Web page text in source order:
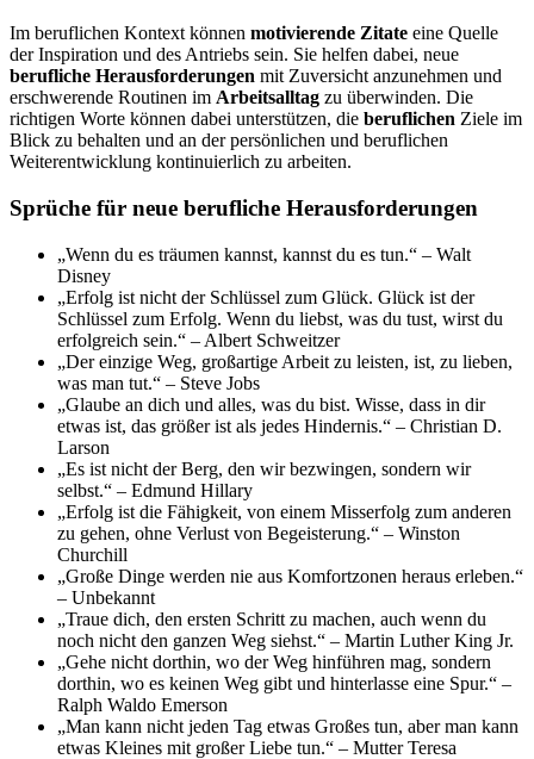
Im beruflichen Kontext können motivierende Zitate eine Quelle
der Inspiration und des Antriebs sein. Sie helfen dabei, neue
berufliche Herausforderungen mit Zuversicht anzunehmen und
erschwerende Routinen im Arbeitsalltag zu überwinden. Die
richtigen Worte können dabei unterstützen, die beruflichen Ziele im
Blick zu behalten und an der persönlichen und beruflichen
Weiterentwicklung kontinuierlich zu arbeiten.
Sprüche für neue berufliche Herausforderungen
„Wenn du es träumen kannst, kannst du es tun.“ – Walt
Disney
„Erfolg ist nicht der Schlüssel zum Glück. Glück ist der
Schlüssel zum Erfolg. Wenn du liebst, was du tust, wirst du
erfolgreich sein.“ – Albert Schweitzer
„Der einzige Weg, großartige Arbeit zu leisten, ist, zu lieben,
was man tut.“ – Steve Jobs
„Glaube an dich und alles, was du bist. Wisse, dass in dir
etwas ist, das größer ist als jedes Hindernis.“ – Christian D.
Larson
„Es ist nicht der Berg, den wir bezwingen, sondern wir
selbst.“ – Edmund Hillary
„Erfolg ist die Fähigkeit, von einem Misserfolg zum anderen
zu gehen, ohne Verlust von Begeisterung.“ – Winston
Churchill
„Große Dinge werden nie aus Komfortzonen heraus erleben.“
– Unbekannt
„Traue dich, den ersten Schritt zu machen, auch wenn du
noch nicht den ganzen Weg siehst.“ – Martin Luther King Jr.
„Gehe nicht dorthin, wo der Weg hinführen mag, sondern
dorthin, wo es keinen Weg gibt und hinterlasse eine Spur.“ –
Ralph Waldo Emerson
„Man kann nicht jeden Tag etwas Großes tun, aber man kann
etwas Kleines mit großer Liebe tun.“ – Mutter Teresa